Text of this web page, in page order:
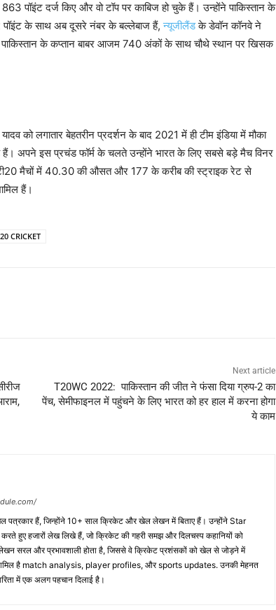
पॉइंट दर्ज किए और वो टॉप पर काबिज हो चुके हैं। उन्होंने पाकिस्तान के
पॉइंट के साथ अब दूसरे नंबर के बल्लेबाज हैं,न्यूजीलैंडके डेवॉन कॉनवे ने
के कप्तान बाबर आजम 740 अंकों के साथ चौथे स्थान पर खिसक
को लगातार बेहतरीन प्रदर्शन के बाद 2021 में ही टीम इंडिया में मौका
हैं। अपने इस प्रचंड फॉर्म के चलते उन्होंने भारत के लिए सबसे बड़े मैच विनर
मैचों में 40.30 की औसत और 177 के करीब की स्ट्राइक रेट से
हैं।
CRICKET
Next article
T20WC 2022: पाकिस्तान की जीत ने फंसा दिया ग्रुप-2 का
पेंच, सेमीफाइनल में पहुंचने के लिए भारत को हर हाल में करना होगा
ये काम
पत्रकार हैं, जिन्होंने 10+ साल क्रिकेट और खेल लेखन में बिताए हैं। उन्होंने Star
हुए हजारों लेख लिखे हैं, जो क्रिकेट की गहरी समझ और दिलचस्प कहानियों को
सरल और प्रभावशाली होता है, जिससे वे क्रिकेट प्रशंसकों को खेल से जोड़ने में
है match analysis, player profiles, और sports updates. उनकी मेहनत
में एक अलग पहचान दिलाई है।